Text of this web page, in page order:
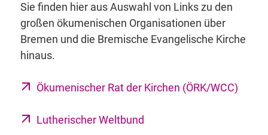
Sie finden hier aus Auswahl von Links zu den
großen ökumenischen Organisationen über
Bremen und die Bremische Evangelische Kirche
hinaus.
Ökumenischer Rat der Kirchen (ÖRK/WCC)
Lutherischer Weltbund